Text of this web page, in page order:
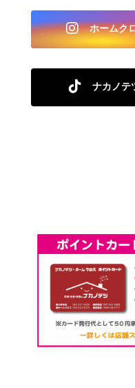
ホームク
ナカノテ